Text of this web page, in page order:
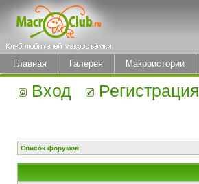
Главная Галерея Макроистории
Вход Регистрация
Список форумов